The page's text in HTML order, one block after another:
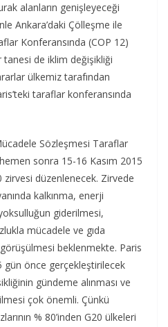
alanların genişleyeceği
Ankara’daki Çölleşme ile
Konferansında (COP 12)
tanesi de iklim değişikliği
ülkemiz tarafından
taraflar konferansında
Sözleşmesi Taraflar
sonra 15-16 Kasım 2015
zirvesi düzenlenecek. Zirvede
kalkınma, enerji
giderilmesi,
mücadele ve gıda
beklenmekte. Paris
gün önce gerçekleştirilecek
gündeme alınması ve
çok önemli. Çünkü
% 80’inden G20 ülkeleri